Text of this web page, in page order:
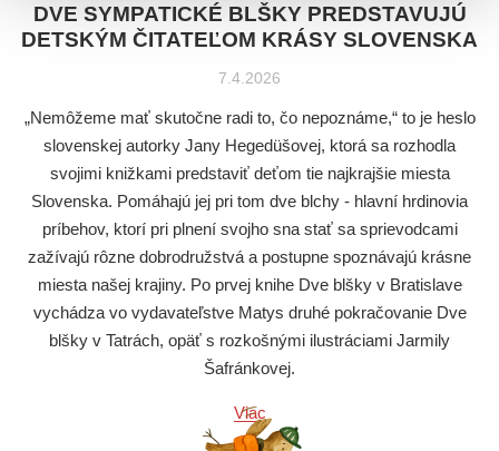
DVE SYMPATICKÉ BLŠKY PREDSTAVUJÚ
DETSKÝM ČITATEĽOM KRÁSY SLOVENSKA
7.4.2026
„Nemôžeme mať skutočne radi to, čo nepoznáme,“ to je heslo
slovenskej autorky Jany Hegedüšovej, ktorá sa rozhodla
svojimi knižkami predstaviť deťom tie najkrajšie miesta
Slovenska. Pomáhajú jej pri tom dve blchy - hlavní hrdinovia
príbehov, ktorí pri plnení svojho sna stať sa sprievodcami
zažívajú rôzne dobrodružstvá a postupne spoznávajú krásne
miesta našej krajiny. Po prvej knihe Dve blšky v Bratislave
vychádza vo vydavateľstve Matys druhé pokračovanie Dve
blšky v Tatrách, opäť s rozkošnými ilustráciami Jarmily
Šafránkovej.
Viac